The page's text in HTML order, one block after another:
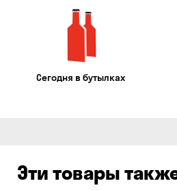
Сегодня в бутылках
Эти товары